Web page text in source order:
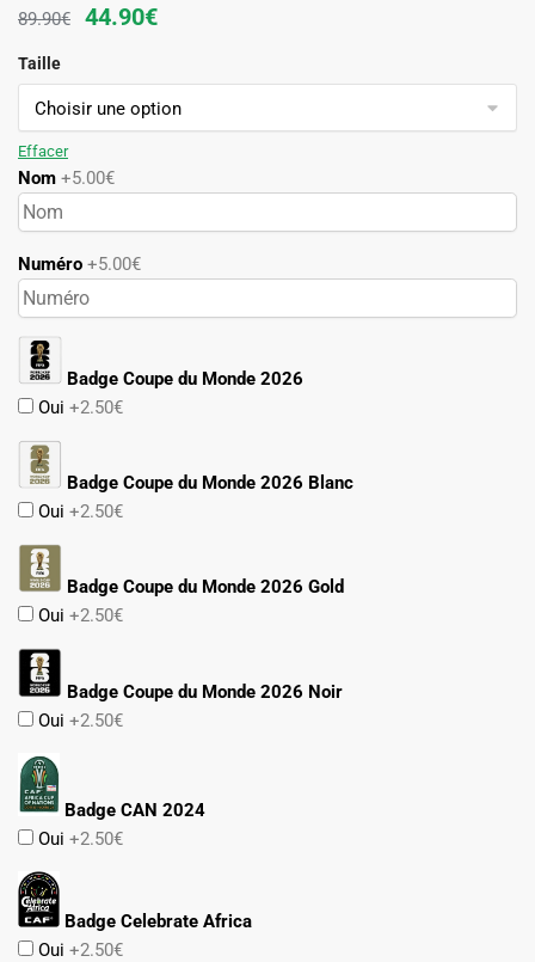
89.90€
Le
initial
était :
44.90€Le
actuel
est :
Taille
Effacer
Nom +5.00€
Numéro +5.00€
Badge Coupe du Monde 2026
Oui +2.50€
Badge Coupe du Monde 2026 Blanc
Oui +2.50€
Badge Coupe du Monde 2026 Gold
Oui +2.50€
Badge Coupe du Monde 2026 Noir
Oui +2.50€
Badge CAN 2024
Oui +2.50€
Badge Celebrate Africa
Oui +2.50€